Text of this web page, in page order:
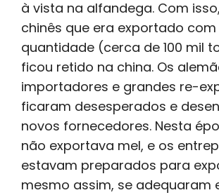
à vista na alfandega. Com
chinês que era exportado
quantidade (cerca de 100 mil
ficou retido na china. Os
importadores e grandes re-
ficaram desesperados e
novos fornecedores. Nesta
não exportava mel, e os
estavam preparados para
mesmo assim, se adequaram